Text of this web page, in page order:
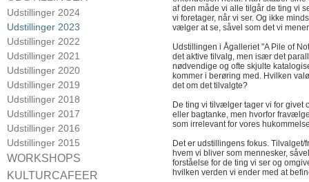
Udstillinger 2024
Udstillinger 2023
Udstillinger 2022
Udstillinger 2021
Udstillinger 2020
Udstillinger 2019
Udstillinger 2018
Udstillinger 2017
Udstillinger 2016
Udstillinger 2015
WORKSHOPS
CROQUIS
KULTURCAFEER
af den måde vi alle tilgår de ting vi
vi foretager, når vi ser. Og ikke
vælger at se, såvel som det vi
Udstillingen i Ågalleriet "A Pile of
det aktive tilvalg, men især det
nødvendige og ofte skjulte
kommer i berøring med. Hvilken
det om det tilvalgte?
De ting vi tilvælger tager vi for givet
eller bagtanke, men hvorfor
som irrelevant for vores
Det er udstillingens fokus.
hvem vi bliver som mennesker,
forståelse for de ting vi ser og
hvilken verden vi ender med at